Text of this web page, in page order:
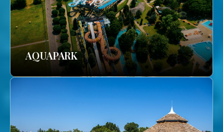
AQUAPARK